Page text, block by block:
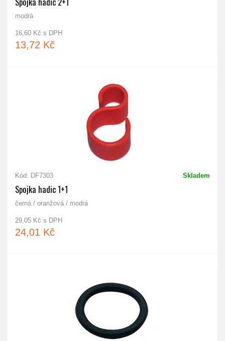
modrá
16,60 Kč s DPH
13,72 Kč
Kód: DF7303 Skladem
Spojka hadic 1+1
černá / oranžová / modrá
29,05 Kč s DPH
24,01 Kč